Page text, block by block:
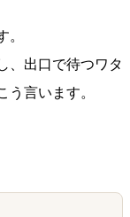
。
、出口で待つワタ
う言います。